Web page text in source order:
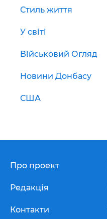
Стиль життя
У світі
Військовий Огляд
Новини Донбасу
США
Про проект
Редакція
Контакти